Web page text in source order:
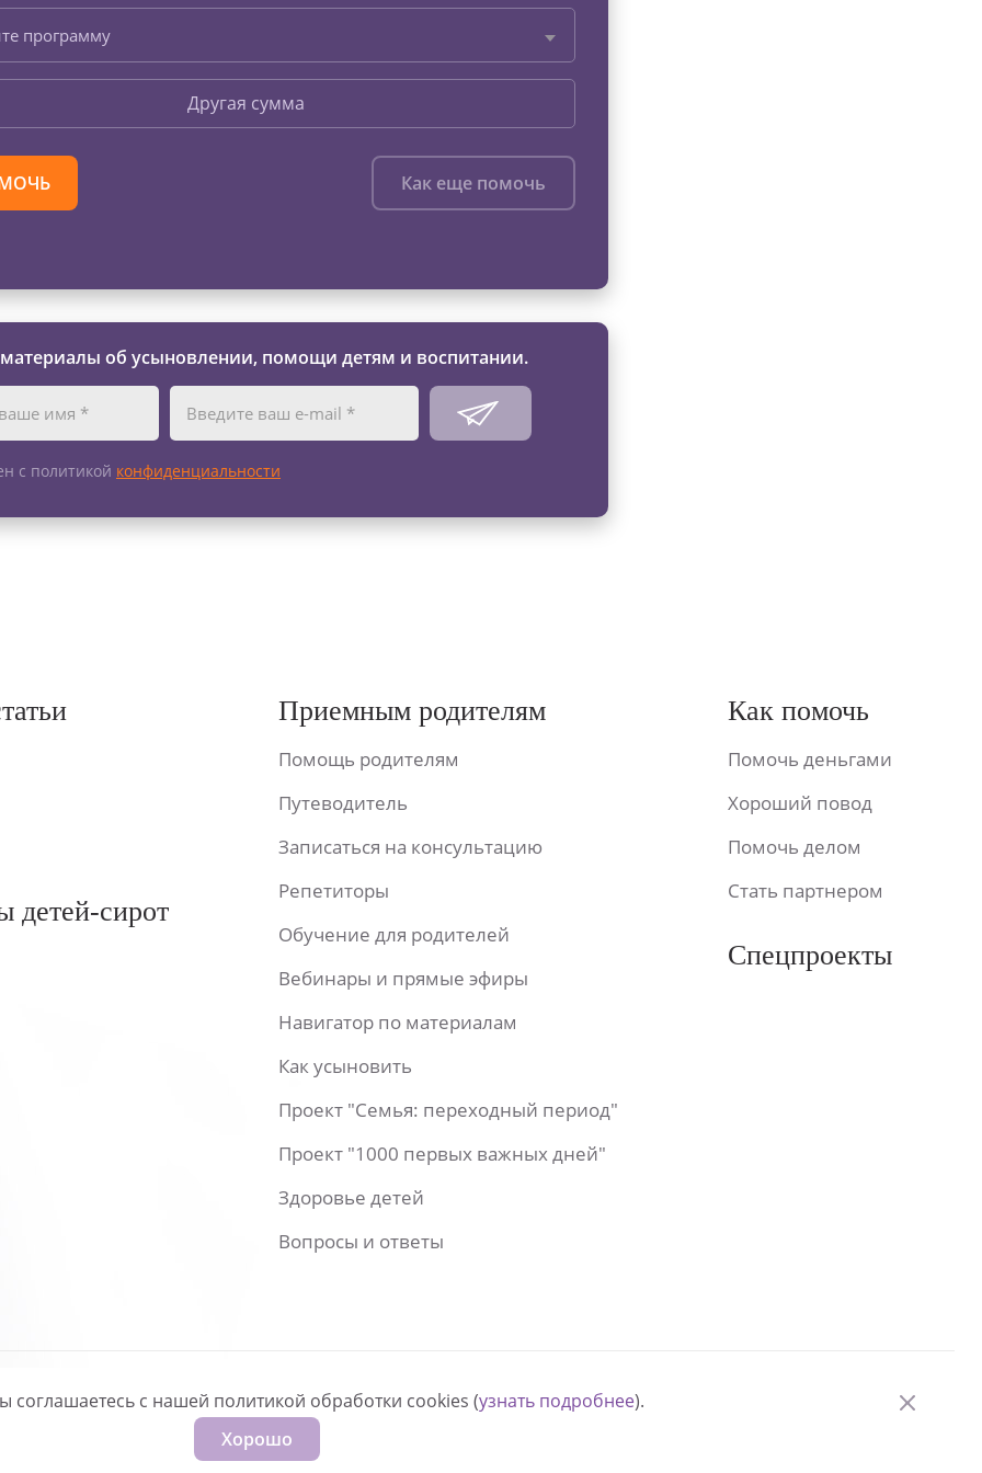
программу
Другая сумма
Как еще помочь
об усыновлении, помощи детям и воспитании.
с политикой конфиденциальности
детей-сирот
Приемным родителям
Помощь родителям
Путеводитель
Записаться на консультацию
Репетиторы
Обучение для родителей
Вебинары и прямые эфиры
Навигатор по материалам
Как усыновить
Проект "Семья: переходный период"
Проект "1000 первых важных дней"
Здоровье детей
Вопросы и ответы
Как помочь
Помочь деньгами
Хороший повод
Помочь делом
Стать партнером
Спецпроекты
соглашаетесь с нашей политикой обработки cookies (узнать подробнее).
Хорошо